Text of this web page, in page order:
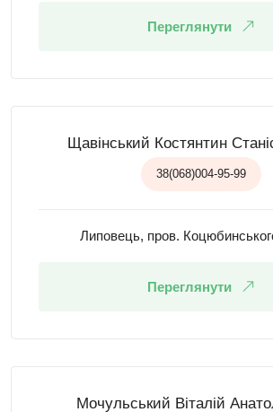
Переглянути
Щавінський Костянтин
38(068)004-95-99
Липовець, пров.
Переглянути
Мочульський Віталій